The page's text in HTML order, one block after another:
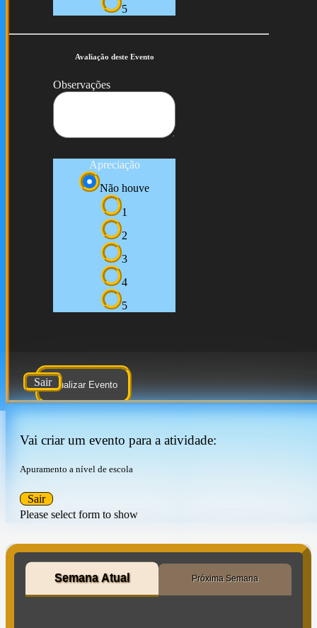
5
Avaliação deste Evento
Observações
Apreciação
Não houve
1
2
3
4
5
Atualizar Evento
Sair
Vai criar um evento para a atividade:
Apuramento a nível de escola
Please select form to show
Sair
Semana Atual Próxima Semana